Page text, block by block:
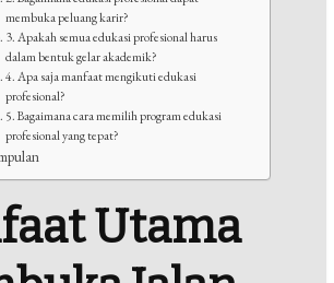
membuka peluang karir?
3. Apakah semua edukasi profesional harus
dalam bentuk gelar akademik?
4. Apa saja manfaat mengikuti edukasi
profesional?
5. Bagaimana cara memilih program edukasi
profesional yang tepat?
Utama